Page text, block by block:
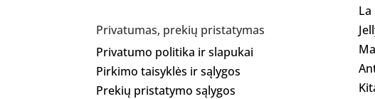
Privatumas, prekių pristatymas
Privatumo politika ir slapukai
Pirkimo taisyklės ir sąlygos
Prekių pristatymo sąlygos
La